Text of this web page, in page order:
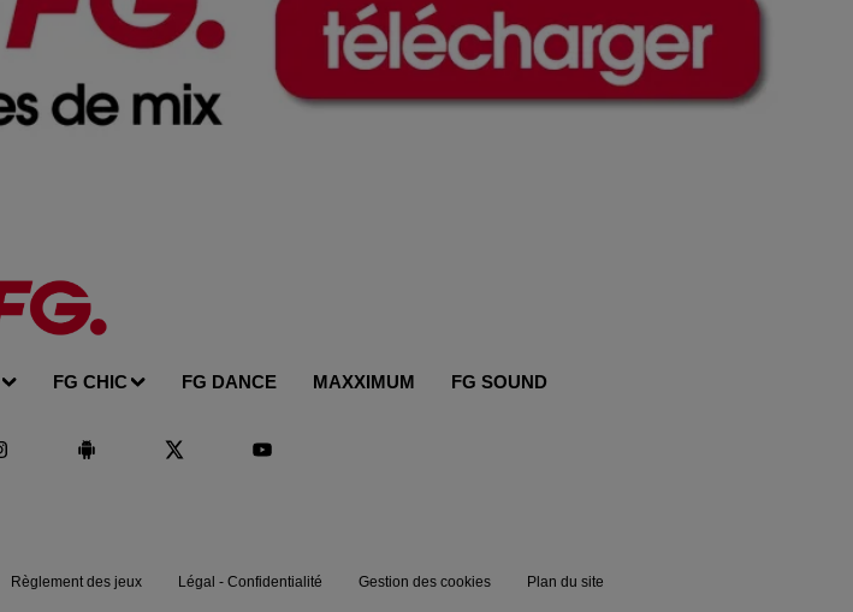
FG CHIC FG DANCE MAXXIMUM FG SOUND
Règlement des jeux Légal - Confidentialité Gestion des cookies Plan du site